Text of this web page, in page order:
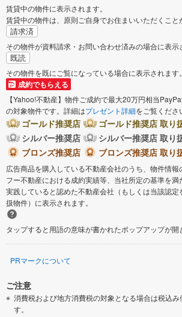
賃貸中の物件に表示されます。
賃貸中の物件は、原則ご自身でお住まいいただくこと
請求済
その物件が資料請求・お問い合わせ済みの場合に表示
既読
その物件を既にご覧になっている場合に表示されます。
成約でもらえる
【Yahoo!不動産】物件ご成約で最大20万円相当
の対象物件です。詳細はプレゼント詳細をご覧くださ
ゴールド推奨店
ゴールド推奨店 取り
シルバー推奨店
シルバー推奨店 取り
ブロンズ推奨店
ブロンズ推奨店 取り
広告商品を購入している不動産会社のうち、物件情
フー不動産における成約実績等、当社所定の基準を
実践していると認めた不動産会社（もしくは当該認
扱物件）に表示されます。
タップすると用語の意味が書かれたポップアップが開
PRマークについて
ご注意
消費税および地方消費税の対象となる場合は税込み
す。